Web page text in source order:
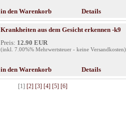
in den Warenkorb Details
Krankheiten aus dem Gesicht erkennen -k9
Preis: 12.90 EUR
(inkl. 7.00%% Mehrwertsteuer - keine Versandkosten)
in den Warenkorb Details
[1] [2] [3] [4] [5] [6]